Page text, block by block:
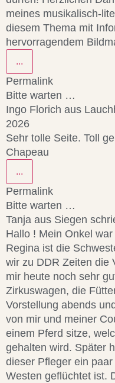
meines musikalisch-
diesem Thema mit
hervorragendem
...
Permalink
Bitte warten …
Ingo Florich aus
2026
Sehr tolle Seite. Toll
Chapeau
...
Permalink
Bitte warten …
Tanja aus Siegen
Hallo ! Mein Onkel
Regina ist die
wir zu DDR Zeiten die
mir heute noch sehr
Zirkuswagen, die
Vorstellung abends
von mir und meiner
einem Pferd sitze,
gehalten wird. Später
dieser Pfleger ein
Westen geflüchtet ist.